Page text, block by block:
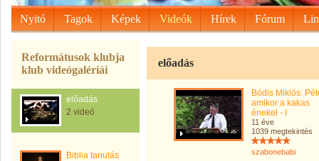
Nyitó Tagok Képek Videók Hírek Fórum
Reformátusok klubja
klub videógalériái
előadás
2 videó
Biblia tanulás
előadás
Bódis Miklós:
amikor a kakas
énekel - I
11 éve
1039 megtekintés
szabonebabi